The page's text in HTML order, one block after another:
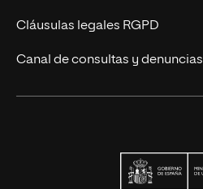
Cláusulas legales RGPD
Canal de consultas y denuncias